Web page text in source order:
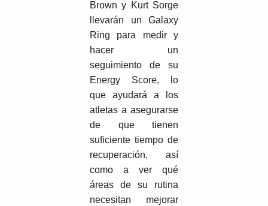
Brown y Kurt Sorge
llevarán un Galaxy
Ring para medir y
hacer un
seguimiento de su
Energy Score, lo
que ayudará a los
atletas a asegurarse
de que tienen
suficiente tiempo de
recuperación, así
como a ver qué
áreas de su rutina
necesitan mejorar